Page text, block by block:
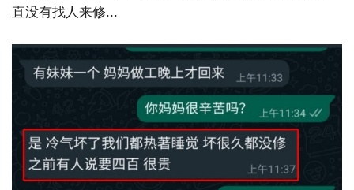
直没有找人来修...